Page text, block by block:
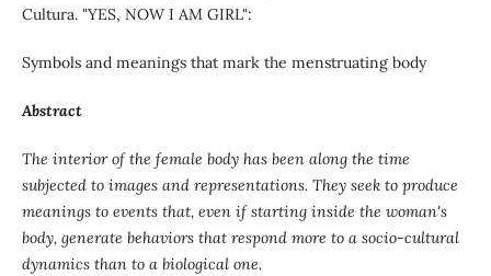
Cultura. "YES, NOW I AM GIRL":
Symbols and meanings that mark the menstruating body
Abstract
The interior of the female body has been along the time
subjected to images and representations. They seek to produce
meanings to events that, even if starting inside the woman's
body, generate behaviors that respond more to a socio-cultural
dynamics than to a biological one.